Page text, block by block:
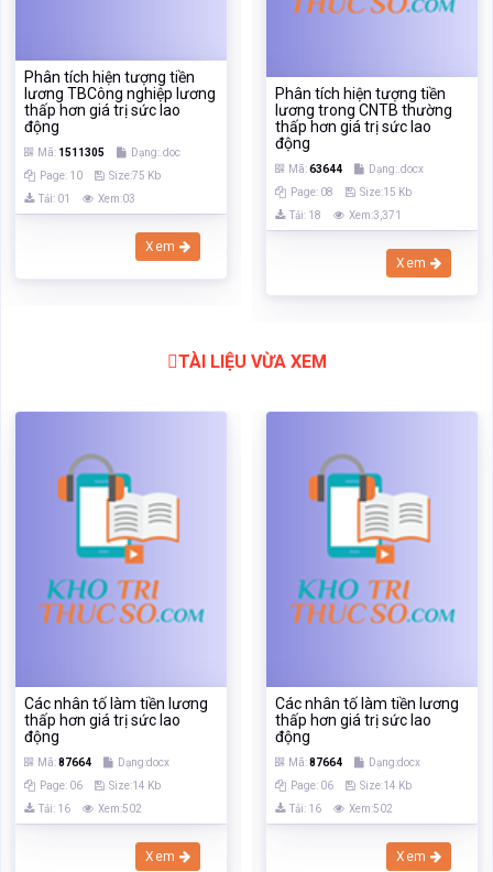
Phân tích hiện tượng tiền
lương TBCông nghiệp lương
thấp hơn giá trị sức lao
động
Mã: 1511305
Dạng:.doc
Page: 10
Size:75 Kb
Tải: 01
Xem:03
Xem
Phân tích hiện tượng tiền
lương trong CNTB thường
thấp hơn giá trị sức lao
động
Mã:63644
Dạng:.docx
Page: 08
Size:15 Kb
Tải: 18
Xem:3,371
Xem
TÀI LIỆU VỪA XEM
Các nhân tố làm tiền lương
thấp hơn giá trị sức lao
động
Mã:87664
Dạng:docx
Page: 06
Size:14 Kb
Tải: 16
Xem:502
Xem
Các nhân tố làm tiền lương
thấp hơn giá trị sức lao
động
Mã:87664
Dạng:docx
Page: 06
Size:14 Kb
Tải: 16
Xem:502
Xem